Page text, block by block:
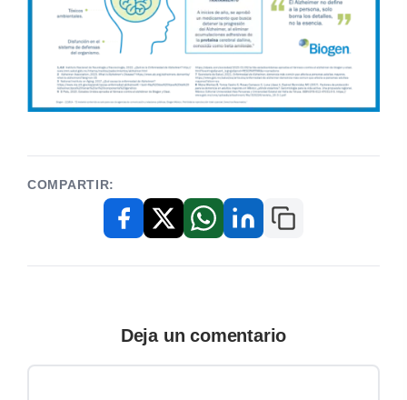
COMPARTIR:
FacebookX / TwitterWhatsAppLinkedInCopiar enlace
Deja un comentario